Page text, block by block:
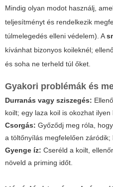
Mindig olyan modot használj,
teljesítményt és rendelkezik
túlmelegedés elleni védelem). A
kívánhat bizonyos koileknél;
és soha ne terheld túl őket.
Gyakori problémák és
Durranás vagy sziszegés:
koilt; egy laza koil is okozhat ilyen
Csorgás: Győződj meg róla,
a töltőnyílás megfelelően
Gyenge íz: Cseréld a koilt,
növeld a priming időt.